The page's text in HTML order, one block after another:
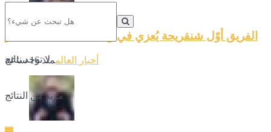
لا توجد نتائج
مزيد من النتائج
الفريق أوّل شنقريحة يُعزي في وفاة العميد كمال لخضر
أخبار العالممنذ 16 ساعة